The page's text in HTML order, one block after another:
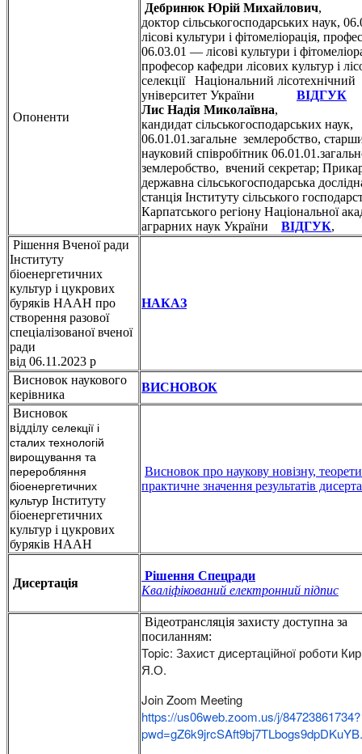
Опоненти
Дебринюк Юрій Михайлович,
доктор сільськогосподарських наук,
лісові культури і фітомеліорація,
06.03.01 — лісові культури і
професор кафедри лісових культур і
селекції Національний лісотехнічний
університет України ВІДГУК
Лис Надія Миколаївна,
кандидат сільськогосподарських наук,
06.01.01.загальне землеробство,
науковий співробітник
землеробство, вчений секретар;
державна сільськогосподарська
станція Інституту сільського
Карпатського регіону Національної
аграрних наук України ВІДГУК,
Рішення Вченої ради
Інституту
біоенергетичних
культур і цукрових
буряків НААН про
створення разової
спеціалізованої вченої
ради
від 06.11.2023 р
НАКАЗ
Висновок наукового
керівника
ВИСНОВОК
Висновок
відділу селекції і
сталих технологій
вирощування та
переробляння
біоенергетичних
культур Інституту
біоенергетичних
культур і цукрових
буряків НААН
Висновок про наукову новізну,
практичне значення результатів
Дисертація
Рішення Спецради
Кваліфікований електронний підпис
Відеотрансляція захисту доступна за
посиланням:
Topic: Захист дисертаційної роботи
Я.О.
Join Zoom Meeting
https://us06web.zoom.us/j/84723861734?